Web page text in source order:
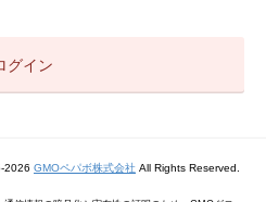
2026 GMOペパボ株式会社 All Rights Reserved.